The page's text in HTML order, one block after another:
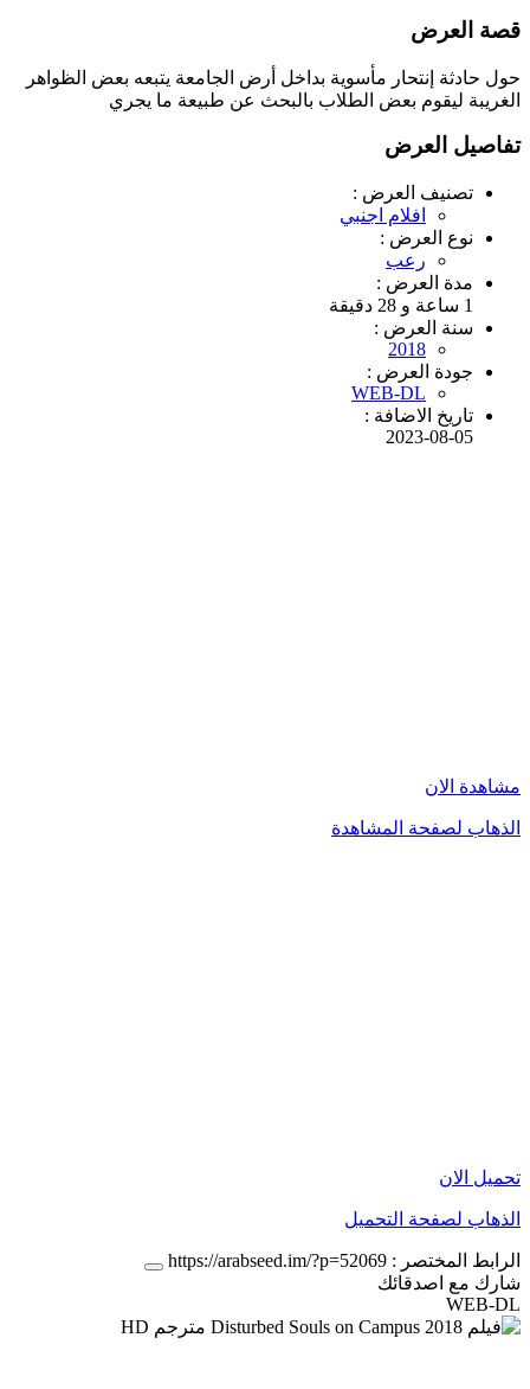
قصة العرض
حول حادثة إنتحار مأسوية بداخل أرض الجامعة يتبعه بعض الظواهر
الغريبة ليقوم بعض الطلاب بالبحث عن طبيعة ما يجري
تفاصيل العرض
تصنيف العرض :
افلام اجنبي
نوع العرض :
رعب
مدة العرض :
1 ساعة و 28 دقيقة
سنة العرض :
2018
جودة العرض :
WEB-DL
تاريخ الاضافة :
2023-08-05
مشاهدة الان
الذهاب لصفحة المشاهدة
تحميل الان
الذهاب لصفحة التحميل
الرابط المختصر : https://arabseed.im/?p=52069
شارك مع اصدقائك
WEB-DL